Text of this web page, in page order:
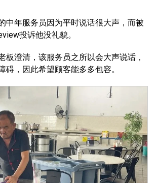
中年服务员因为平时说话很大声，而被
投诉他没礼貌。
板澄清，该服务员之所以会大声说话，
碍，因此希望顾客能多多包容。